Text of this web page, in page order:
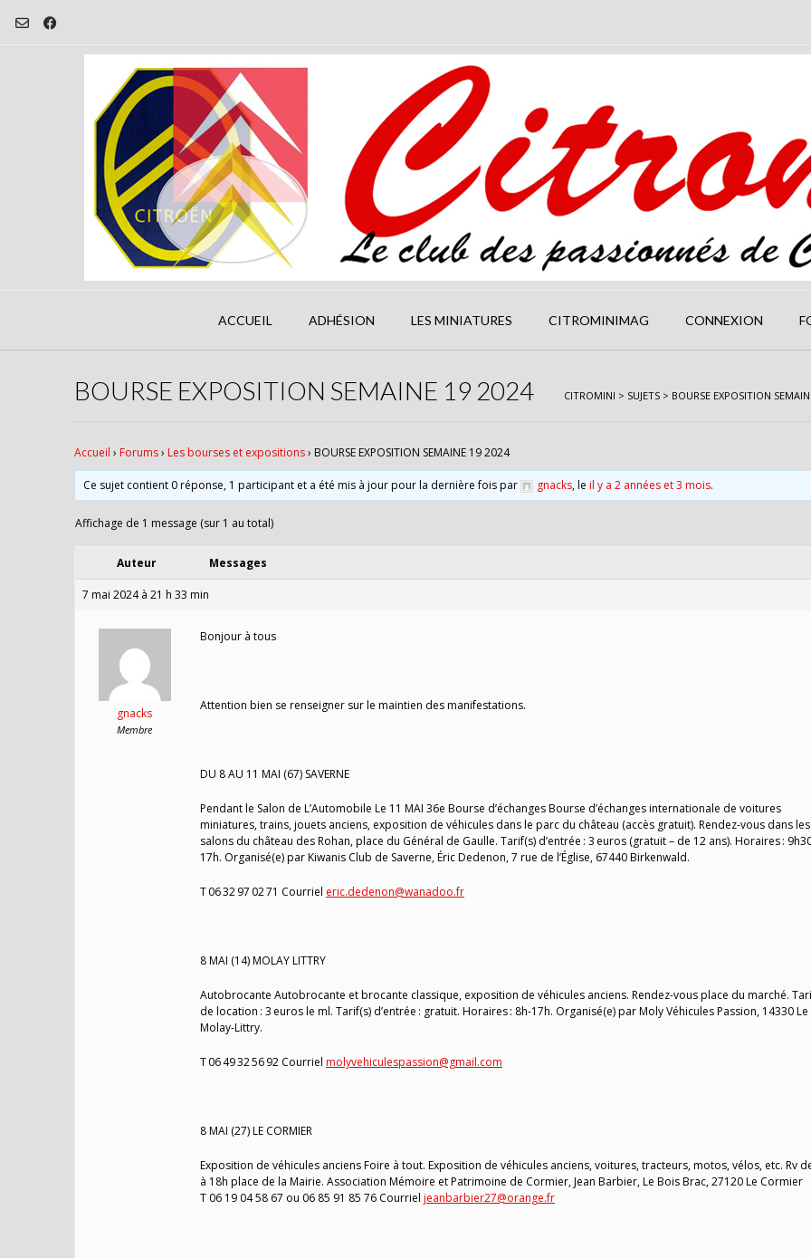
ACCUEIL ADHÉSION LES MINIATURES CITROMINIMAG CONNEXION
BOURSE EXPOSITION SEMAINE 19 2024 CITROMINI > SUJETS > BOURSE EXPOSITION
Accueil › Forums› Les bourses et expositions› BOURSE EXPOSITION SEMAINE 19 2024
Ce sujet contient 0 réponse, 1 participant et a été mis à jour pour la dernière fois par gnacks, leil y a 2 années et 3 mois.
Affichage de 1 message (sur 1 au total)
Auteur Messages
7 mai 2024 à 21 h 33 min
gnacks
Membre
Bonjour à tous
Attention bien se renseigner sur le maintien des manifestations.
DU 8 AU 11 MAI (67) SAVERNE
Pendant le Salon de L’Automobile Le 11 MAI 36e Bourse d’échanges Bourse d’échanges internationale de voitures
miniatures, trains, jouets anciens, exposition de véhicules dans le parc du château (accès gratuit). Rendez-vous dans les
salons du château des Rohan, place du Général de Gaulle. Tarif(s) d’entrée : 3 euros (gratuit – de 12 ans). Horaires :
17h. Organisé(e) par Kiwanis Club de Saverne, Éric Dedenon, 7 rue de l’Église, 67440 Birkenwald.
T 06 32 97 02 71 Courriel eric.dedenon@wanadoo.fr
8 MAI (14) MOLAY LITTRY
Autobrocante Autobrocante et brocante classique, exposition de véhicules anciens. Rendez-vous place du marché.
de location : 3 euros le ml. Tarif(s) d’entrée : gratuit. Horaires : 8h-17h. Organisé(e) par Moly Véhicules Passion, 14330 Le
Molay-Littry.
T 06 49 32 56 92 Courriel molyvehiculespassion@gmail.com
8 MAI (27) LE CORMIER
Exposition de véhicules anciens Foire à tout. Exposition de véhicules anciens, voitures, tracteurs, motos, vélos, etc. Rv
à 18h place de la Mairie. Association Mémoire et Patrimoine de Cormier, Jean Barbier, Le Bois Brac, 27120 Le Cormier
T 06 19 04 58 67 ou 06 85 91 85 76 Courriel jeanbarbier27@orange.fr